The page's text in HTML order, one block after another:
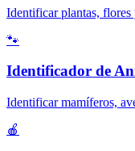
Identificar plantas,
🐾
Identificador de
Identificar mamíferos,
🍎